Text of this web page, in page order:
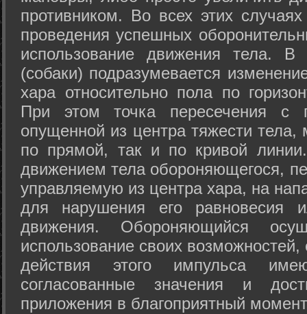
противником. Во всех этих
проведения успешных
использование движения тела.
(собаки) подразумевается
хара относительно пола по
При этом точка пересечения с
опущенной из центра тяжести
по прямой, так и по кривой
движением тела обороняющегося,
управляемую из центра хара, на
для нарушения его равновесия
движения. Обороняющийся
использование своих
действия этого импульса
согласованные значения и
приложения в благоприятный